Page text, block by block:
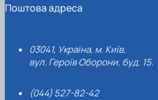
Поштова адреса
03041, Україна, м. Київ,
вул. Героїв Оборони, буд. 15.
(044) 527-82-42